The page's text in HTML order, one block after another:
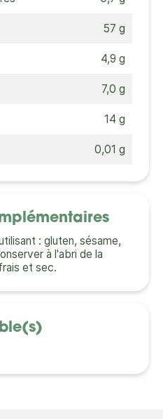
57 g
4,9 g
7,0 g
14 g
0,01 g
: gluten, sésame,
à l'abri de la
et sec.